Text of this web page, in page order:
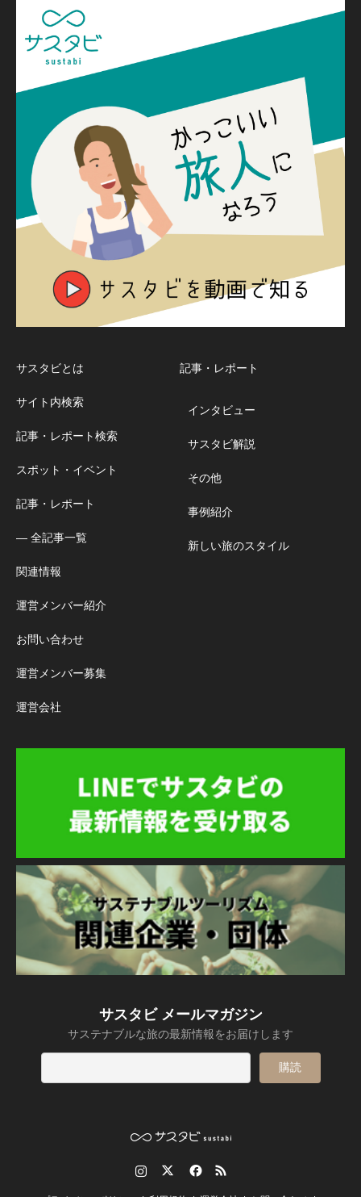
サスタビとは
サイト内検索
記事・レポート検索
スポット・イベント
記事・レポート
― 全記事一覧
関連情報
運営メンバー紹介
お問い合わせ
運営メンバー募集
運営会社
記事・レポート
インタビュー
サスタビ解説
その他
事例紹介
新しい旅のスタイル
サスタビ メールマガジン
サステナブルな旅の最新情報をお届けします
RSS